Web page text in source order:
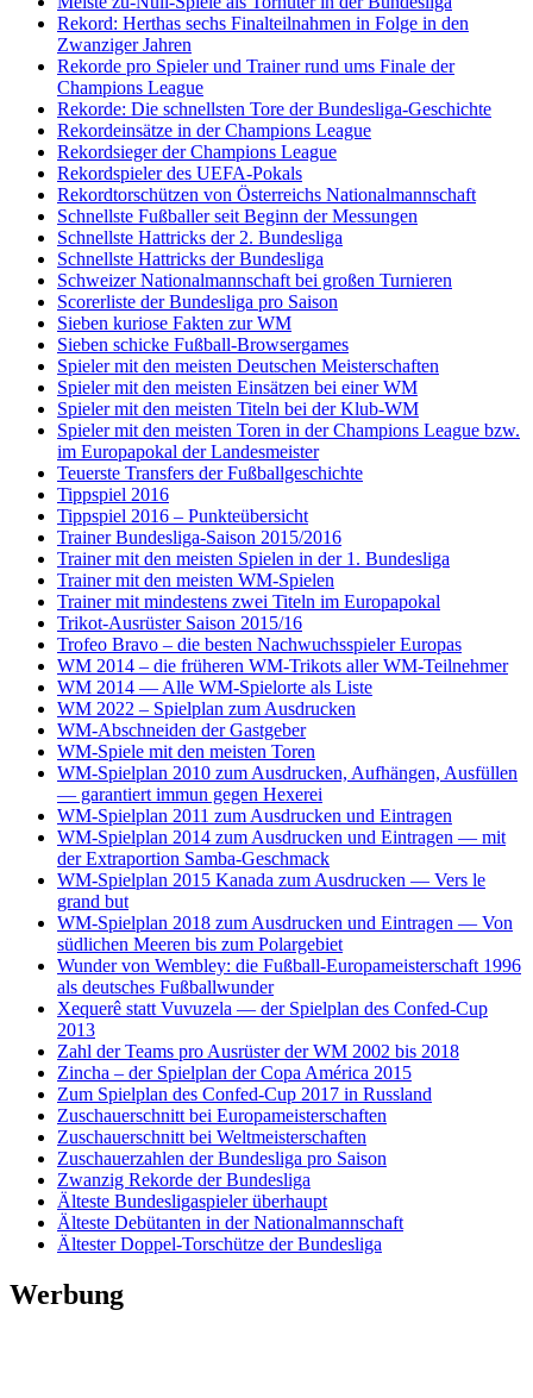
Rekord: Herthas sechs Finalteilnahmen in Folge in den
Zwanziger Jahren
Rekorde pro Spieler und Trainer rund ums Finale der
Champions League
Rekorde: Die schnellsten Tore der Bundesliga-Geschichte
Rekordeinsätze in der Champions League
Rekordsieger der Champions League
Rekordspieler des UEFA-Pokals
Rekordtorschützen von Österreichs Nationalmannschaft
Schnellste Fußballer seit Beginn der Messungen
Schnellste Hattricks der 2. Bundesliga
Schnellste Hattricks der Bundesliga
Schweizer Nationalmannschaft bei großen Turnieren
Scorerliste der Bundesliga pro Saison
Sieben kuriose Fakten zur WM
Sieben schicke Fußball-Browsergames
Spieler mit den meisten Deutschen Meisterschaften
Spieler mit den meisten Einsätzen bei einer WM
Spieler mit den meisten Titeln bei der Klub-WM
Spieler mit den meisten Toren in der Champions League bzw.
im Europapokal der Landesmeister
Teuerste Transfers der Fußballgeschichte
Tippspiel 2016
Tippspiel 2016 – Punkteübersicht
Trainer Bundesliga-Saison 2015/2016
Trainer mit den meisten Spielen in der 1. Bundesliga
Trainer mit den meisten WM-Spielen
Trainer mit mindestens zwei Titeln im Europapokal
Trikot-Ausrüster Saison 2015/16
Trofeo Bravo – die besten Nachwuchsspieler Europas
WM 2014 – die früheren WM-Trikots aller WM-Teilnehmer
WM 2014 — Alle WM-Spielorte als Liste
WM 2022 – Spielplan zum Ausdrucken
WM-Abschneiden der Gastgeber
WM-Spiele mit den meisten Toren
WM-Spielplan 2010 zum Ausdrucken, Aufhängen, Ausfüllen
— garantiert immun gegen Hexerei
WM-Spielplan 2011 zum Ausdrucken und Eintragen
WM-Spielplan 2014 zum Ausdrucken und Eintragen — mit
der Extraportion Samba-Geschmack
WM-Spielplan 2015 Kanada zum Ausdrucken — Vers le
grand but
WM-Spielplan 2018 zum Ausdrucken und Eintragen — Von
südlichen Meeren bis zum Polargebiet
Wunder von Wembley: die Fußball-Europameisterschaft 1996
als deutsches Fußballwunder
Xequerê statt Vuvuzela — der Spielplan des Confed-Cup
2013
Zahl der Teams pro Ausrüster der WM 2002 bis 2018
Zincha – der Spielplan der Copa América 2015
Zum Spielplan des Confed-Cup 2017 in Russland
Zuschauerschnitt bei Europameisterschaften
Zuschauerschnitt bei Weltmeisterschaften
Zuschauerzahlen der Bundesliga pro Saison
Zwanzig Rekorde der Bundesliga
Älteste Bundesligaspieler überhaupt
Älteste Debütanten in der Nationalmannschaft
Ältester Doppel-Torschütze der Bundesliga
Werbung